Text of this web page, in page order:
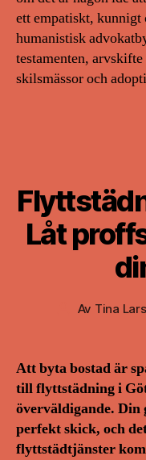
ett empatiskt, kunnigt
humanistisk
testamenten,
skilsmässor och
Låt
Av Tina
Att byta bostad är
till flyttstädning i
överväldigande. Din
perfekt skick, och
flyttstädtjänster